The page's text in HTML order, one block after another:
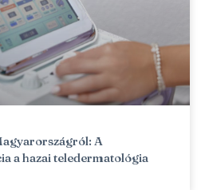
A
a hazai teledermatológia